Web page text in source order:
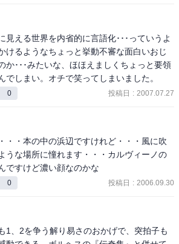
価値を必ずしも貶めない・・・と思いた
つけないとしてもさ。
見える世界を内省的に言語化･･･っていうよ
けるようなちょっと挙動不審な面白いおじ
か･･･みたいな、ほほえましくちょっと要領
でしまい。オチで笑ってしまいました。
0 投稿日 : 2007.07.27
・・本の中の浜辺ですけれど・・・風に吹
うな場所に憧れます・・・カルヴィーノの
ですけど濃い顔なのかな
0 投稿日 : 2006.09.30
1、2を争う解り易さのおかげで、突拍子も